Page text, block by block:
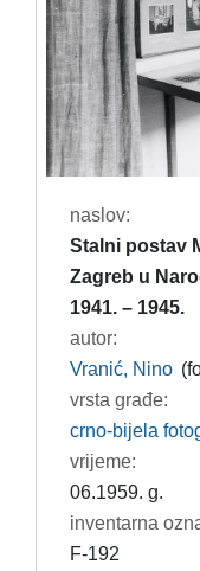
naslov:
Stalni postav
Zagreb u
1941. – 1945.
autor:
Vranić, Nino
vrsta građe:
crno-bijela
vrijeme:
06.1959. g.
inventarna
F-192